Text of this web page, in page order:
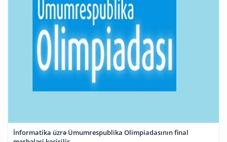
İnformatika üzrə Ümumrespublika Olimpiadasının final